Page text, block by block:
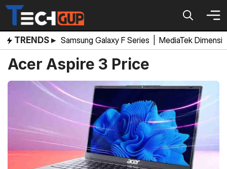
Skip
content
TRENDS ▸ Samsung Galaxy F Series MediaTek
Acer Aspire 3 Price